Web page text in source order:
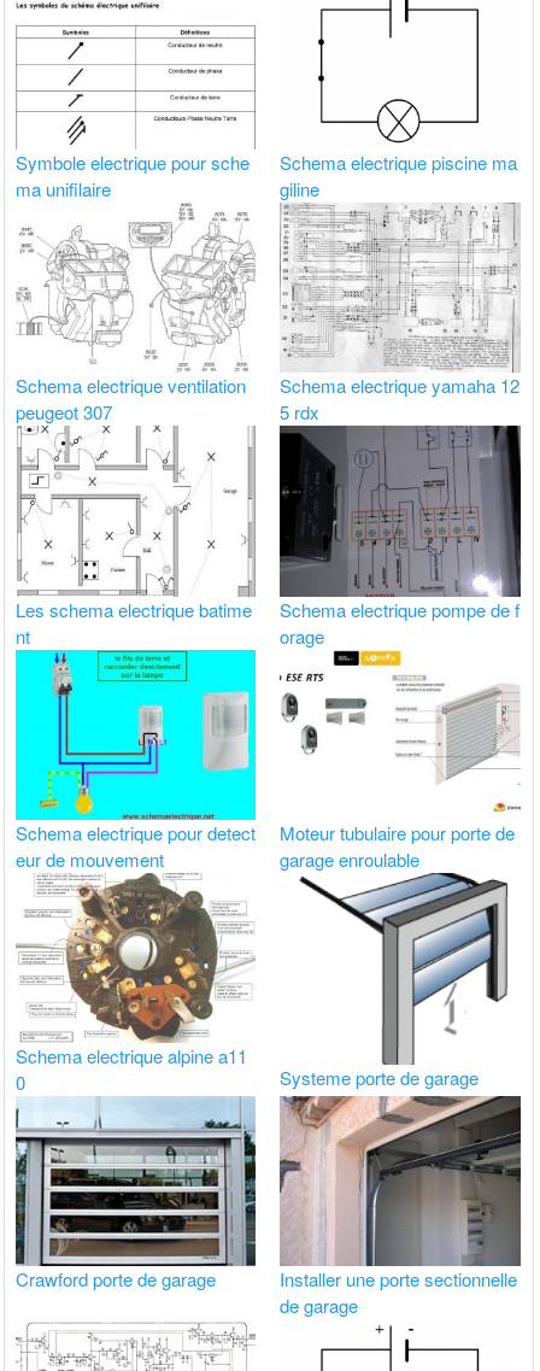
Symbole electrique pour sche
ma unifilaire
Schema electrique piscine ma
giline
Schema electrique ventilation
peugeot 307
Schema electrique yamaha 12
5 rdx
Les schema electrique batime
nt
Schema electrique pompe de f
orage
Schema electrique pour detect
eur de mouvement
Moteur tubulaire pour porte de
garage enroulable
Schema electrique alpine a11
0
Systeme porte de garage
Crawford porte de garage
Installer une porte sectionnelle
de garage